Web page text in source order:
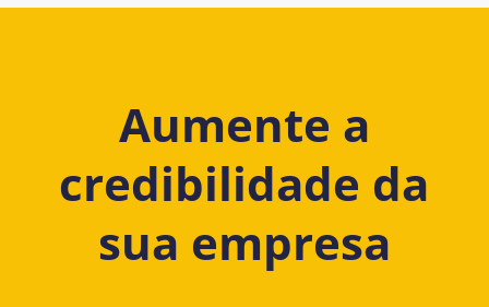
Aumente a
credibilidade da
sua empresa